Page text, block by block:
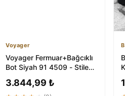
Voyager
Voyager Fermuar+Bağcıklı
Bot Siyah 91 4509 - Stile
3.844,99 ₺